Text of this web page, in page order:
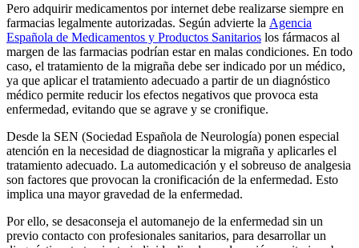
Pero adquirir medicamentos por internet debe realizarse siempre en
farmacias legalmente autorizadas. Según advierte la Agencia
Española de Medicamentos y Productos Sanitarios los fármacos al
margen de las farmacias podrían estar en malas condiciones. En todo
caso, el tratamiento de la migraña debe ser indicado por un médico,
ya que aplicar el tratamiento adecuado a partir de un diagnóstico
médico permite reducir los efectos negativos que provoca esta
enfermedad, evitando que se agrave y se cronifique.
Desde la SEN (Sociedad Española de Neurología) ponen especial
atención en la necesidad de diagnosticar la migraña y aplicarles el
tratamiento adecuado. La automedicación y el sobreuso de analgesia
son factores que provocan la cronificación de la enfermedad. Esto
implica una mayor gravedad de la enfermedad.
Por ello, se desaconseja el automanejo de la enfermedad sin un
previo contacto con profesionales sanitarios, para desarrollar un